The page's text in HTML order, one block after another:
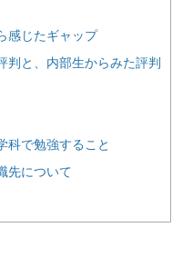
感じたギャップ
判と、内部生からみた評判
科で勉強すること
先について